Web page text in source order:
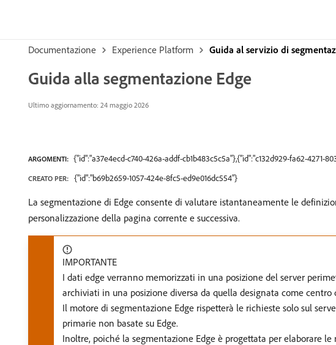
Documentazione Experience Platform Guida al servizio di
Guida alla segmentazione Edge
Ultimo aggiornamento: 24 maggio 2026
ARGOMENTI: {"id":"a37e4ecd-c740-426a-addf-cb1b483c5c5a"},{"id":"c132d929-fa62-4271-
CREATO PER: {"id":"b69b2659-1057-424e-8fc5-ed9e016dc554"}
La segmentazione di Edge consente di valutare istantaneamente le
personalizzazione della pagina corrente e successiva.
IMPORTANTE
I dati edge verranno memorizzati in una posizione del server
archiviati in una posizione diversa da quella designata come
Il motore di segmentazione Edge rispetterà le richieste solo sul
primarie non basate su Edge.
Inoltre, poiché la segmentazione Edge è progettata per elaborare